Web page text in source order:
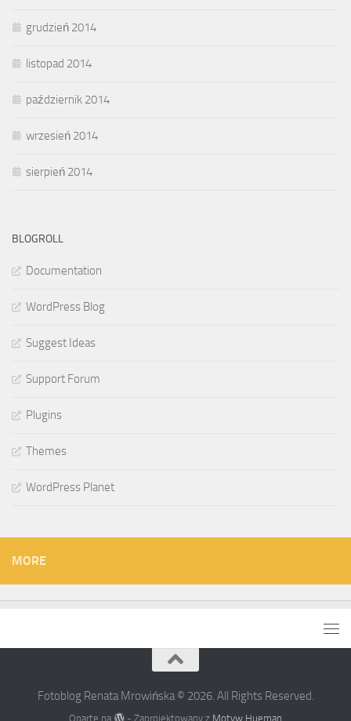
grudzień 2014
listopad 2014
październik 2014
wrzesień 2014
sierpień 2014
BLOGROLL
Documentation
WordPress Blog
Suggest Ideas
Support Forum
Plugins
Themes
WordPress Planet
MORE
Fotoblog Renata Mrowińska © 2026. All Rights Reserved.
Oparte na - Zaprojektowany z Motyw Hueman